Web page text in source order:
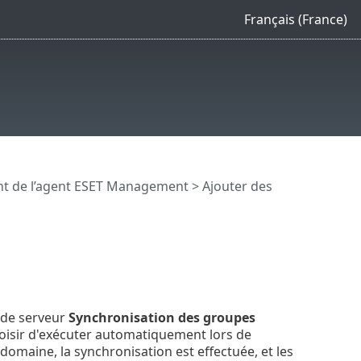
Français (France)
de l’agent ESET Management> Ajouter des
serveurSynchronisation des groupes
d'exécuter automatiquement lors de
la synchronisation est effectuée, et les